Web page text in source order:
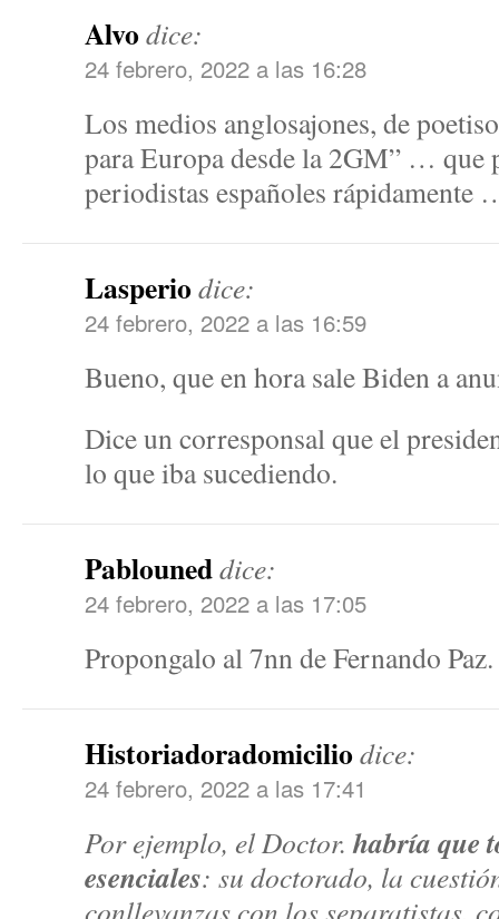
Alvodice:
24 febrero, 2022 a las 16:28
Los medios anglosajones, de
para Europa desde la 2GM” … que
periodistas españoles rápidamente
Lasperiodice:
24 febrero, 2022 a las 16:59
Bueno, que en hora sale Biden a
Dice un corresponsal que el
lo que iba sucediendo.
Pablouneddice:
24 febrero, 2022 a las 17:05
Propongalo al 7nn de Fernando Paz.
Historiadoradomiciliodice:
24 febrero, 2022 a las 17:41
Por ejemplo, el Doctor.habría que
esenciales: su doctorado, la
conllevanzas con los separatistas,